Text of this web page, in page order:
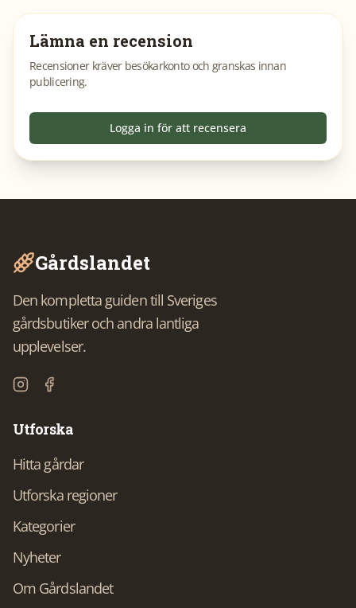
Lämna en recension
Recensioner kräver besökarkonto och granskas innan
publicering.
Logga in för att recensera
Gårdslandet
Den kompletta guiden till Sveriges
gårdsbutiker och andra lantliga
upplevelser.
Utforska
Hitta gårdar
Utforska regioner
Kategorier
Nyheter
Om Gårdslandet